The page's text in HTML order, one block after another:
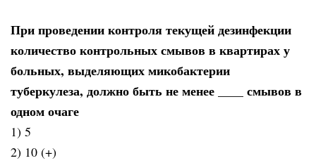
При проведении контроля текущей дезинфекции
количество контрольных смывов в квартирах у
больных, выделяющих микобактерии
туберкулеза, должно быть не менее ____ смывов в
одном очаге
1) 5
2) 10 (+)